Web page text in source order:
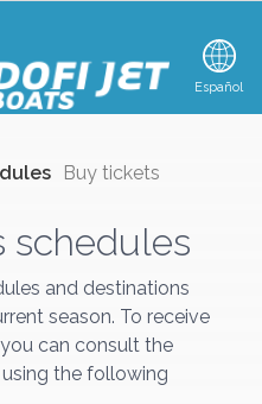
Català Español
Buy tickets
schedules
and destinations
season. To receive
can consult the
the following